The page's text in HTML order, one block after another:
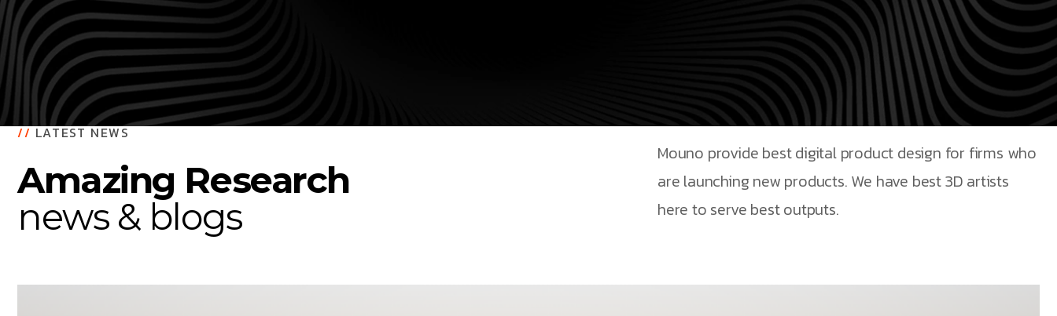
//LATEST NEWS
Amazing Research
news & blogs
Mouno provide best digital product design for firms who
are launching new products. We have best 3D artists
here to serve best outputs.
Facebook
Instagram
info@creativedays.gr
+(30) 2310
+